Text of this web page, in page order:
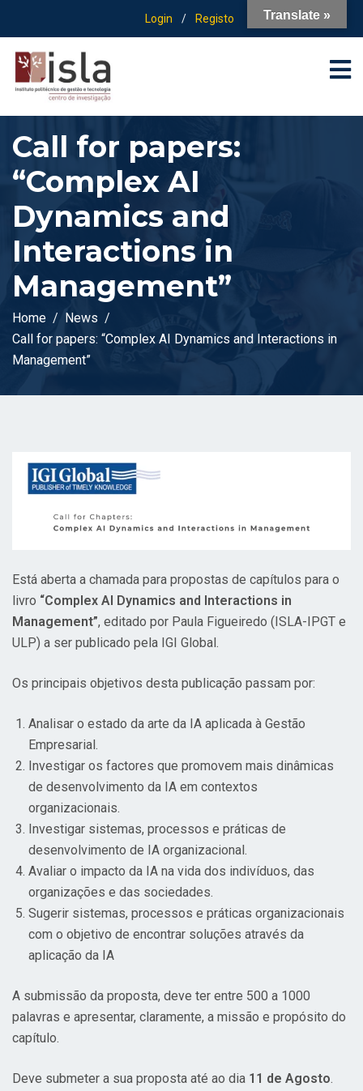
Login / Registo
Call for papers:
“Complex AI
Dynamics and
Interactions in
Management”
Home
News
Call for papers: “Complex AI Dynamics and Interactions in
Management”
Está aberta a chamada para propostas de capítulos para o
livro “Complex AI Dynamics and Interactions in
Management”, editado por Paula Figueiredo (ISLA-IPGT e
ULP) a ser publicado pela IGI Global.
Os principais objetivos desta publicação passam por:
Analisar o estado da arte da IA aplicada à Gestão
Empresarial.
Investigar os factores que promovem mais dinâmicas
de desenvolvimento da IA em contextos
organizacionais.
Investigar sistemas, processos e práticas de
desenvolvimento de IA organizacional.
Avaliar o impacto da IA na vida dos indivíduos, das
organizações e das sociedades.
Sugerir sistemas, processos e práticas organizacionais
com o objetivo de encontrar soluções através da
aplicação da IA
A submissão da proposta, deve ter entre 500 a 1000
palavras e apresentar, claramente, a missão e propósito do
capítulo.
Deve submeter a sua proposta até ao dia 11 de Agosto.
Translate »